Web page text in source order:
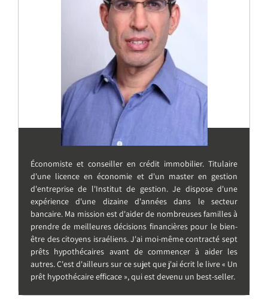
Économiste et conseiller en crédit immobilier. Titulaire
d'une licence en économie et d'un master en gestion
d'entreprise de l'Institut de gestion. Je dispose d'une
expérience d'une dizaine d'années dans le secteur
bancaire. Ma mission est d'aider de nombreuses familles à
prendre de meilleures décisions financières pour le bien-
être des citoyens israéliens. J'ai moi-même contracté sept
prêts hypothécaires avant de commencer à aider les
autres. C'est d'ailleurs sur ce sujet que j'ai écrit le livre « Un
prêt hypothécaire efficace », qui est devenu un best-seller.